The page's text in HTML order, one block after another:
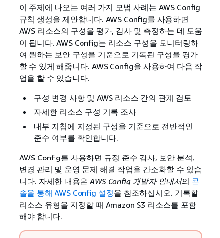
이 주제에 나오는 여러 가지 모범 사례는 AWS Config
규칙 생성을 제안합니다. AWS Config를 사용하면
AWS 리소스의 구성을 평가, 감사 및 측정하는 데 도움
이 됩니다. AWS Config는 리소스 구성을 모니터링하
여 원하는 보안 구성을 기준으로 기록된 구성을 평가
할 수 있게 해줍니다. AWS Config을 사용하여 다음 작
업을 할 수 있습니다.
구성 변경 사항 및 AWS 리소스 간의 관계 검토
자세한 리소스 구성 기록 조사
내부 지침에 지정된 구성을 기준으로 전반적인
준수 여부를 확인합니다.
AWS Config를 사용하면 규정 준수 감사, 보안 분석,
변경 관리 및 운영 문제 해결 작업을 간소화할 수 있습
니다. 자세한 내용은AWS Config 개발자 안내서의 콘
솔을 통해 AWS Config 설정을 참조하십시오. 기록할
리소스 유형을 지정할 때 Amazon S3 리소스를 포함
해야 합니다.